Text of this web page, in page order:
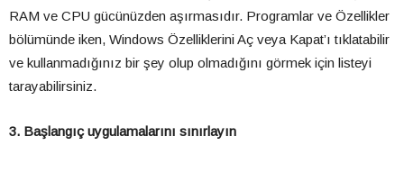
RAM ve CPU gücünüzden aşırmasıdır. Programlar ve Özellikler
bölümünde iken, Windows Özelliklerini Aç veya Kapat’ı tıklatabilir
ve kullanmadığınız bir şey olup olmadığını görmek için listeyi
tarayabilirsiniz.
3. Başlangıç uygulamalarını sınırlayın